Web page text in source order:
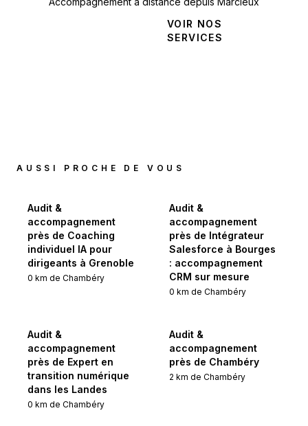
VOIR NOS
SERVICES
AUSSI PROCHE DE VOUS
Audit &
accompagnement
près de Coaching
individuel IA pour
dirigeants à Grenoble
0 km de Chambéry
Audit &
accompagnement
près de Intégrateur
Salesforce à Bourges
: accompagnement
CRM sur mesure
0 km de Chambéry
Audit &
accompagnement
près de Expert en
transition numérique
dans les Landes
0 km de Chambéry
Audit &
accompagnement
près de Chambéry
2 km de Chambéry